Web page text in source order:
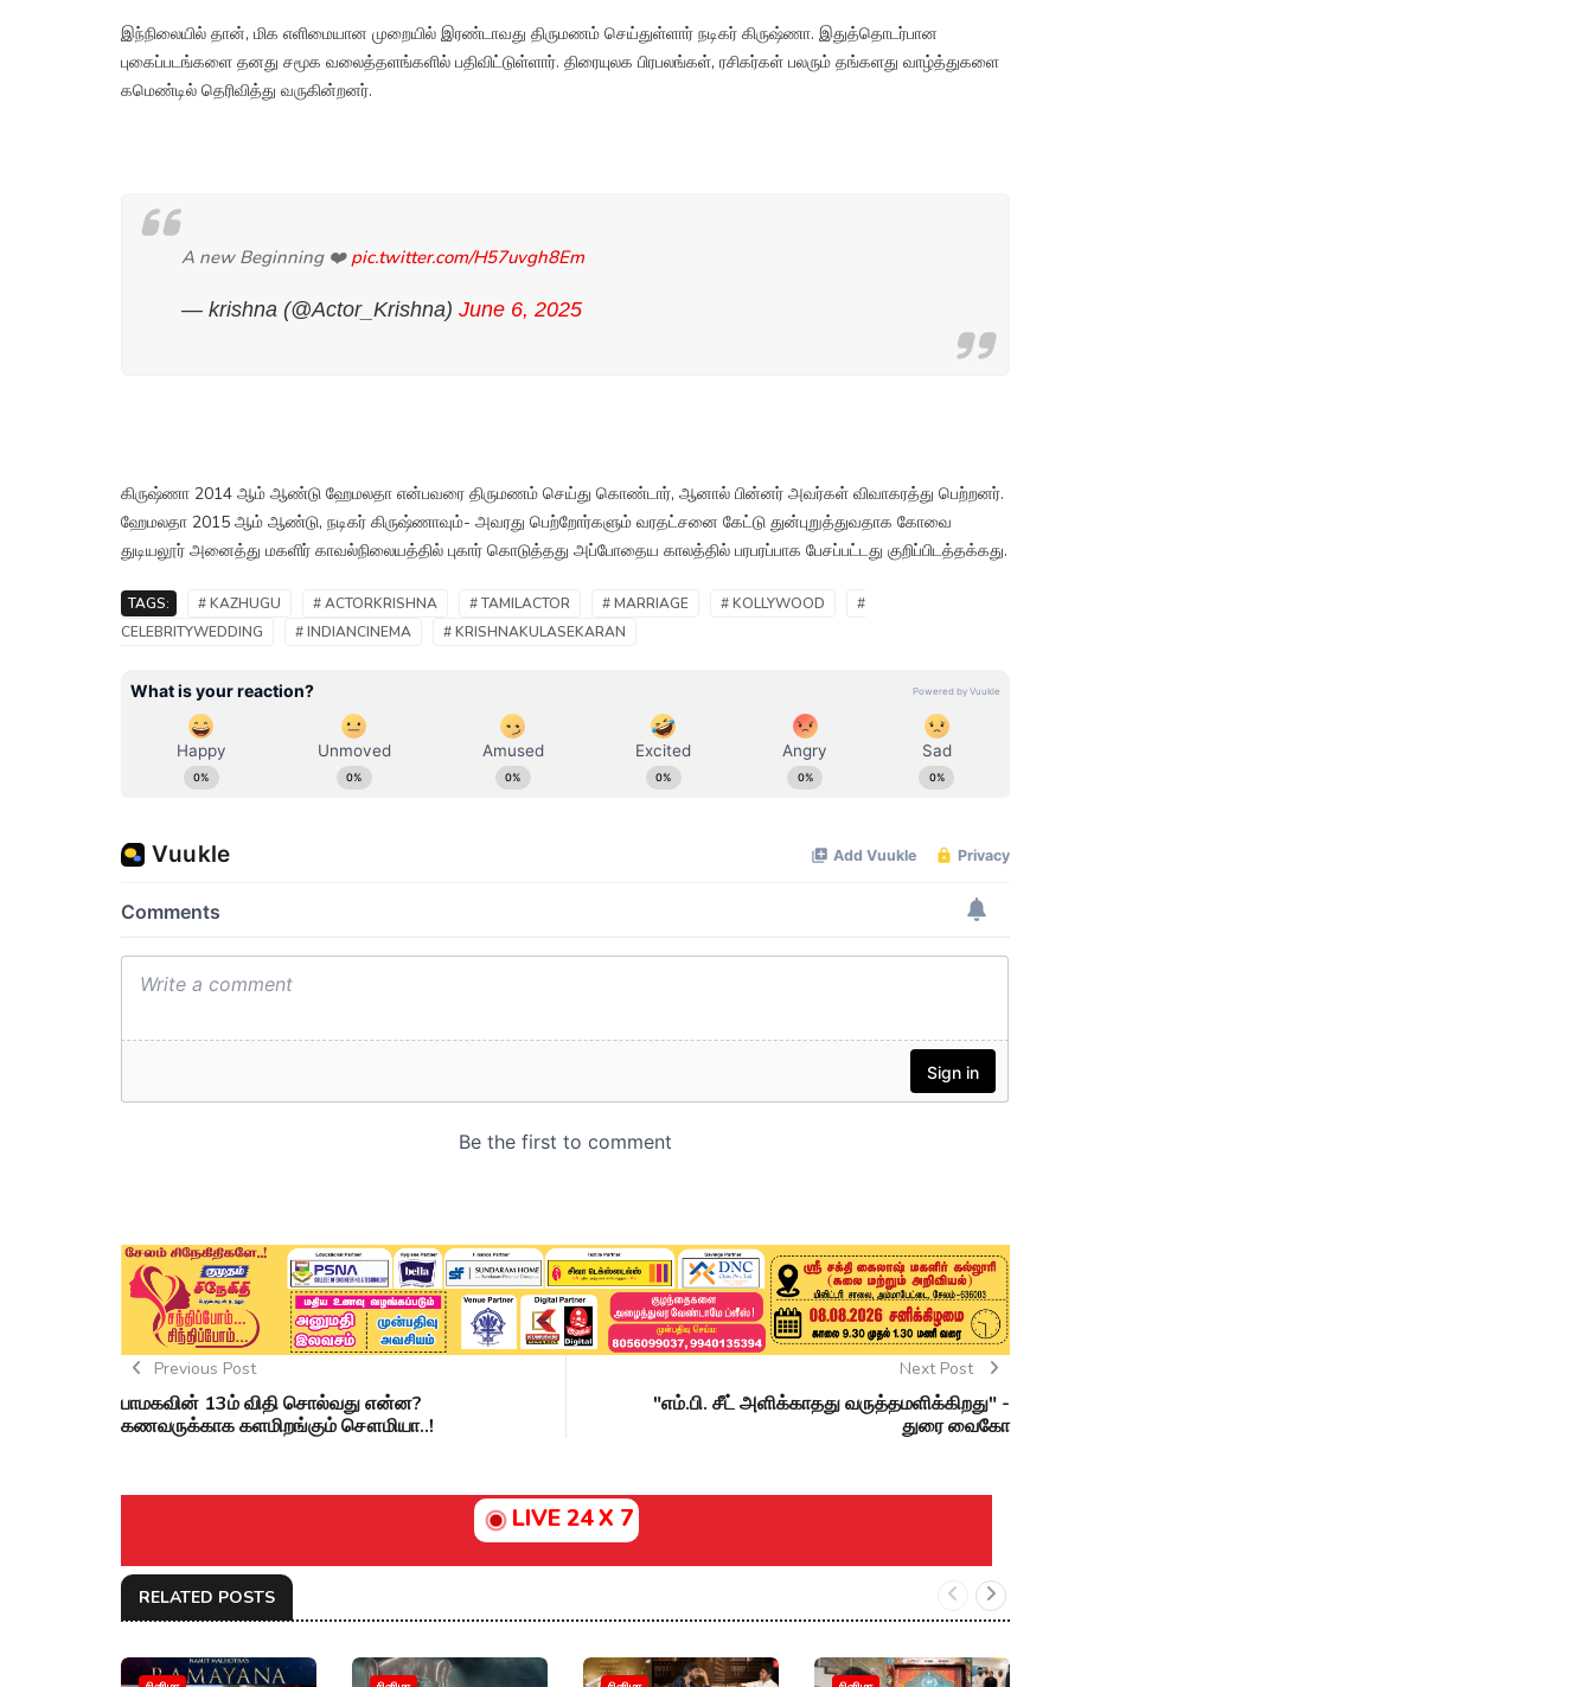
இந்நிலையில் தான், மிக எளிமையான முறையில் இரண்டாவது திருமணம் செய்துள்ளார் நடிகர் கிருஷ்ணா. இதுத்தொடர்பான
புகைப்படங்களை தனது சமூக வலைத்தளங்களில் பதிவிட்டுள்ளார். திரையுலக பிரபலங்கள், ரசிகர்கள் பலரும் தங்களது வாழ்த்துகளை
கமெண்டில் தெரிவித்து வருகின்றனர்.
A new Beginning ❤️ pic.twitter.com/H57uvgh8Em
— krishna (@Actor_Krishna) June 6, 2025
கிருஷ்ணா 2014 ஆம் ஆண்டு ஹேமலதா என்பவரை திருமணம் செய்து கொண்டார், ஆனால் பின்னர் அவர்கள் விவாகரத்து பெற்றனர்.
ஹேமலதா 2015 ஆம் ஆண்டு, நடிகர் கிருஷ்ணாவும்- அவரது பெற்றோர்களும் வரதட்சனை கேட்டு துன்புறுத்துவதாக கோவை
துடியலூர் அனைத்து மகளிர் காவல்நிலையத்தில் புகார் கொடுத்தது அப்போதைய காலத்தில் பரபரப்பாக பேசப்பட்டது குறிப்பிடத்தக்கது.
TAGS: # KAZHUGU # ACTORKRISHNA # TAMILACTOR # MARRIAGE # KOLLYWOOD
#
CELEBRITYWEDDING
# INDIANCINEMA # KRISHNAKULASEKARAN
Previous Post
பாமகவின் 13ம் விதி சொல்வது என்ன?
கணவருக்காக களமிறங்கும் சௌமியா..!
Next Post
"எம்.பி. சீட் அளிக்காதது வருத்தமளிக்கிறது" -
துரை வைகோ
LIVE 24 X 7
RELATED POSTS